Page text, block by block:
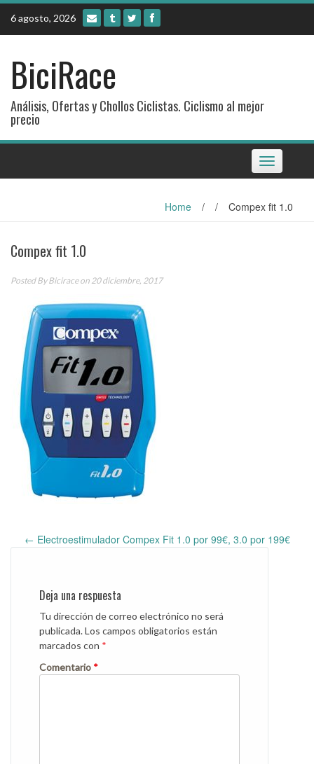
Skip
content
6 agosto, 2026
BiciRace
Análisis, Ofertas y Chollos Ciclistas. Ciclismo al mejor
precio
Toggle
navigation
Home / / Compex fit 1.0
Compex fit 1.0
Posted ByBiciraceon 20 diciembre, 2017
Post
← Electroestimulador Compex Fit 1.0 por 99€, 3.0 por 199€
Deja una respuesta
Tu dirección de correo electrónico no será
publicada.Los campos obligatorios están
marcados con *
Comentario *